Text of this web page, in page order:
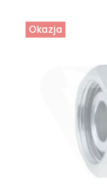
Okazja